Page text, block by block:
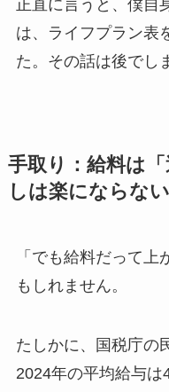
正直に言うと、僕自
は、ライフプラン表
た。その話は後でし
手取り：給料は
しは楽にならない
「でも給料だって
もしれません。
たしかに、国税庁の
2024年の平均給与は